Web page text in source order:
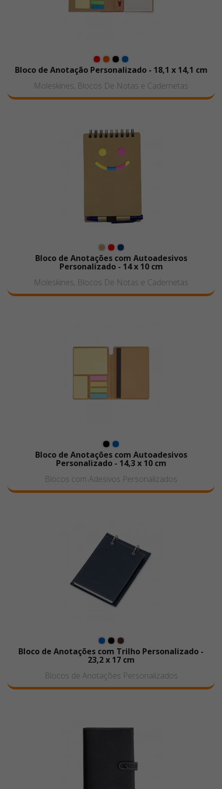
Bloco de Anotação Personalizado - 18,1 x 14,1 cm
Moleskines, Blocos De Notas e Cadernetas
Bloco de Anotações com Autoadesivos
Personalizado - 14 x 10 cm
Moleskines, Blocos De Notas e Cadernetas
Bloco de Anotações com Autoadesivos
Personalizado - 14,3 x 10 cm
Blocos com Adesivos Personalizados
Bloco de Anotações com Trilho Personalizado -
23,2 x 17 cm
Blocos de Anotações Personalizados